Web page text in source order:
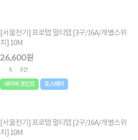
[서울전기] 프로탭 멀티탭 [3구/16A/개별스위
치] 10M
26,600원
5 3건
네이버 포인트 토스페이
[서울전기] 프로탭 멀티탭 [2구/16A/개별스위
치] 10M